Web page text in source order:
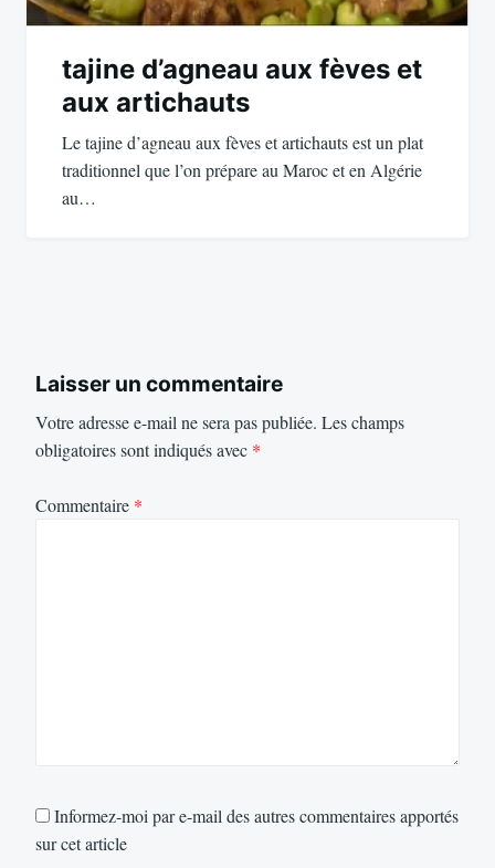
tajine d’agneau aux fèves et
aux artichauts
Le tajine d’agneau aux fèves et artichauts est un plat
traditionnel que l’on prépare au Maroc et en Algérie
au…
Laisser un commentaire
Votre adresse e-mail ne sera pas publiée. Les champs
obligatoires sont indiqués avec *
Commentaire *
Informez-moi par e-mail des autres commentaires apportés
sur cet article